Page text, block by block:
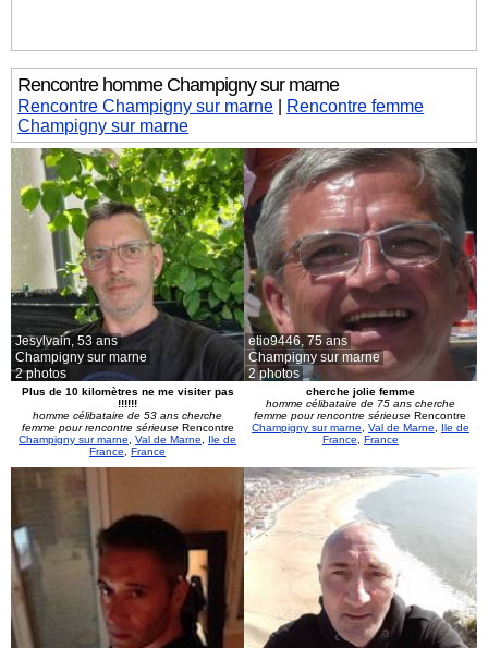
Rencontre homme Champigny sur marne
Rencontre Champigny sur marne
Rencontre femme
Champigny sur marne
Jesylvain,53 ans
Champigny sur marne
2 photos
Plus de 10 kilomètres ne me visiter pas
!!!!!!
homme célibataire de 53 ans cherche
femme pour rencontre sérieuse Rencontre
Champigny sur marne ,Val de Marne
Ile de
France ,France
etio9446, 75 ans
Champigny sur marne
2 photos
cherche jolie femme
homme célibataire de 75 ans cherche
femme pour rencontre sérieuse Rencontre
Champigny sur marne
Val de Marne
Ile de
France
France